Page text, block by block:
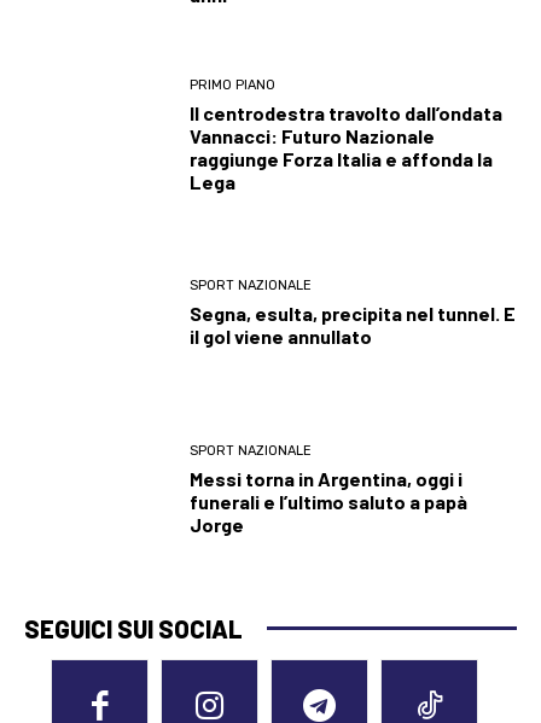
PRIMO PIANO
Il centrodestra travolto dall’ondata
Vannacci: Futuro Nazionale
raggiunge Forza Italia e affonda la
Lega
SPORT NAZIONALE
Segna, esulta, precipita nel tunnel. E
il gol viene annullato
SPORT NAZIONALE
Messi torna in Argentina, oggi i
funerali e l’ultimo saluto a papà
Jorge
SEGUICI SUI SOCIAL